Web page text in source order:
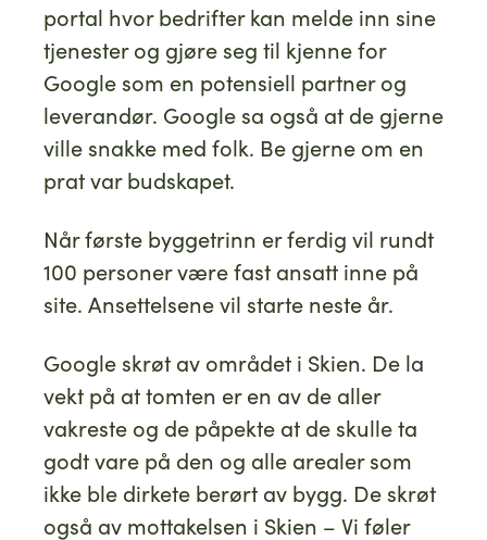
portal hvor bedrifter kan melde inn sine
tjenester og gjøre seg til kjenne for
Google som en potensiell partner og
leverandør. Google sa også at de gjerne
ville snakke med folk. Be gjerne om en
prat var budskapet.
Når første byggetrinn er ferdig vil rundt
100 personer være fast ansatt inne på
site. Ansettelsene vil starte neste år.
Google skrøt av området i Skien. De la
vekt på at tomten er en av de aller
vakreste og de påpekte at de skulle ta
godt vare på den og alle arealer som
ikke ble dirkete berørt av bygg. De skrøt
også av mottakelsen i Skien – Vi føler